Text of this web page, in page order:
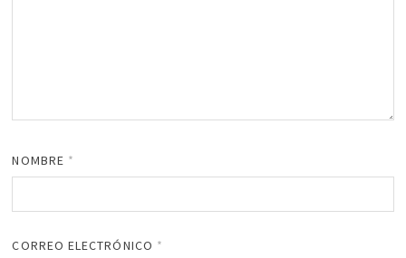
NOMBRE *
CORREO ELECTRÓNICO *